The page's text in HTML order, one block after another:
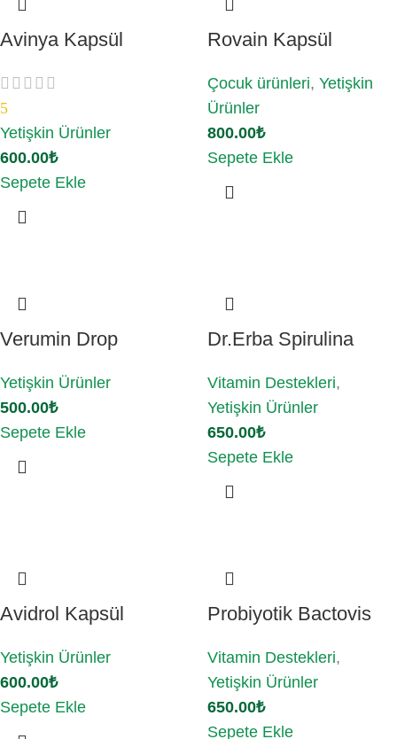
Avinya Kapsül
5
Yetişkin Ürünler
600.00₺
Sepete Ekle
Rovain Kapsül
Çocuk ürünleri, Yetişkin
Ürünler
800.00₺
Sepete Ekle
Verumin Drop
Yetişkin Ürünler
500.00₺
Sepete Ekle
Dr.Erba Spirulina
Vitamin Destekleri,
Yetişkin Ürünler
650.00₺
Sepete Ekle
Avidrol Kapsül
Yetişkin Ürünler
600.00₺
Sepete Ekle
Probiyotik Bactovis
Vitamin Destekleri,
Yetişkin Ürünler
650.00₺
Sepete Ekle